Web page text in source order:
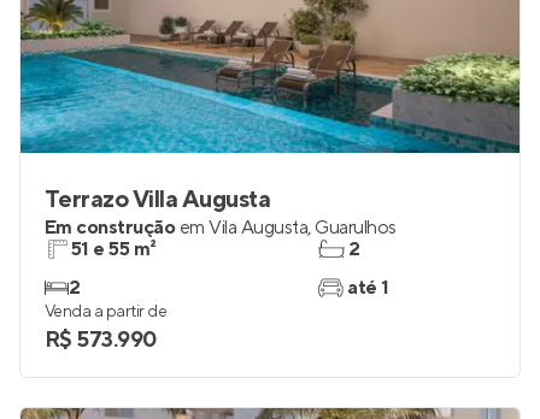
Terrazo Villa Augusta
Em construção em Vila Augusta, Guarulhos
51 e 55 m²
2
2
até 1
Venda a partir de
R$ 573.990